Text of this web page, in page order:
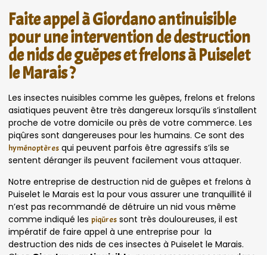
Faite appel à Giordano antinuisible
pour une intervention de destruction
de nids de guêpes et frelons à Puiselet
le Marais ?
Les insectes nuisibles comme les guêpes, frelons et frelons
asiatiques peuvent être très dangereux lorsqu’ils s’installent
proche de votre domicile ou près de votre commerce. Les
piqûres sont dangereuses pour les humains. Ce sont des
hyménoptères qui peuvent parfois être agressifs s’ils se
sentent déranger ils peuvent facilement vous attaquer.
Notre entreprise de destruction nid de guêpes et frelons à
Puiselet le Marais est la pour vous assurer une tranquillité il
n’est pas recommandé de détruire un nid vous même
comme indiqué les piqûres sont très douloureuses, il est
impératif de faire appel à une entreprise pour la
destruction des nids de ces insectes à Puiselet le Marais.